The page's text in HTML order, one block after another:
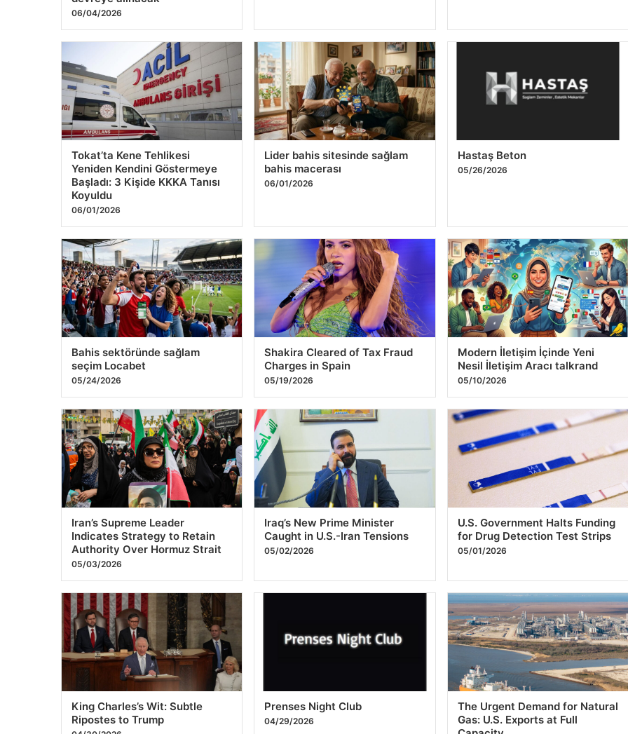
06/01/2026
Bahis sektöründe sağlam
seçim Locabet
05/24/2026
Shakira Cleared of Tax Fraud
Charges in Spain
05/19/2026
Modern İletişim İçinde Yeni
Nesil İletişim Aracı talkrand
05/10/2026
Iran’s Supreme Leader
Indicates Strategy to Retain
Authority Over Hormuz Strait
05/03/2026
Iraq’s New Prime Minister
Caught in U.S.-Iran Tensions
05/02/2026
U.S. Government Halts Funding
for Drug Detection Test Strips
05/01/2026
King Charles’s Wit: Subtle
Ripostes to Trump
04/30/2026
Prenses Night Club
04/29/2026
The Urgent Demand for Natural
Gas: U.S. Exports at Full
Capacity
04/29/2026
Posts
pagination
© 2026 ozdaily – Latest News